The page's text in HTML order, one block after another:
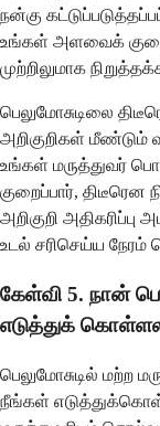
நன்கு
உங்கள் அளவைக்
முற்றிலுமாக
பெலுமோசுடிலை
அறிகுறிகள்
உங்கள் மருத்துவர்
குறைப்பார், திடீரென
அறிகுறி
உடல் சரிசெய்ய நேரம்
கேள்வி 5. நான்
எடுத்துக்
பெலுமோசுடில் மற்ற
நீங்கள்